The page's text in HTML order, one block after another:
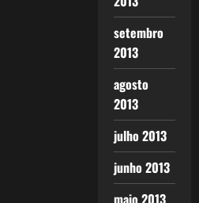
setembro
2013
agosto
2013
julho 2013
junho 2013
maio 2013